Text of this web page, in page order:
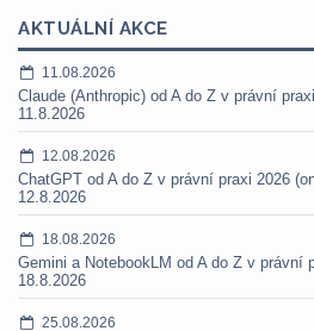
AKTUÁLNÍ AKCE
11.08.2026
Claude (Anthropic) od A do Z v právní
11.8.2026
12.08.2026
ChatGPT od A do Z v právní praxi 2026
12.8.2026
18.08.2026
Gemini a NotebookLM od A do Z v právní
18.8.2026
25.08.2026